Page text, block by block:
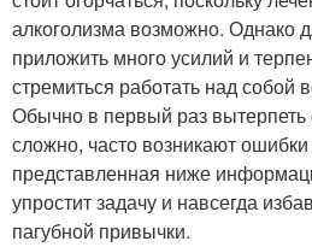
алкоголизма возможно. Однако
приложить много усилий и
стремиться работать над собой
Обычно в первый раз вытерпеть
сложно, часто возникают
представленная ниже
упростит задачу и навсегда
пагубной привычки.